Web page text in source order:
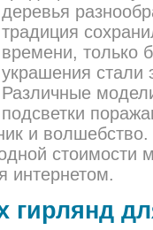
деревья
традиция
времени, только
украшения стали
Различные
подсветки
и волшебство.
стоимости
интернетом.